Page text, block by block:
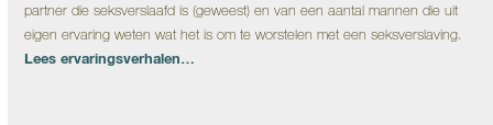
partner die seksverslaafd is (geweest) en van een aantal mannen die uit
eigen ervaring weten wat het is om te worstelen met een seksverslaving.
Lees ervaringsverhalen…